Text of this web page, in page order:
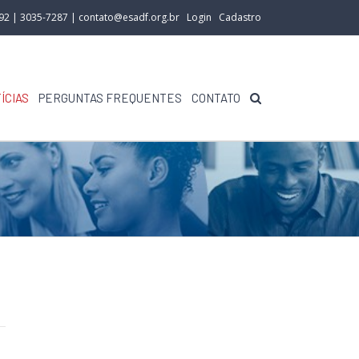
| 3035-7287 | contato@esadf.org.br Login Cadastro
PERGUNTAS FREQUENTES CONTATO